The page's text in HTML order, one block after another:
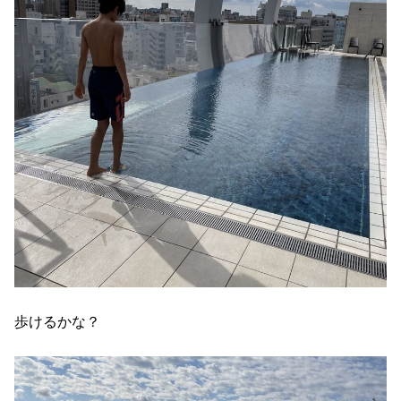
歩けるかな？